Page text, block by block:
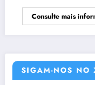
Consulte mais
SIGAM-NOS NO